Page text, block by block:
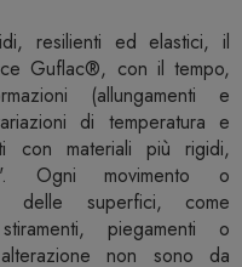
resilienti ed elastici, il
Guflac®, con il tempo,
(allungamenti e
di temperatura e
con materiali più rigidi,
Ogni movimento o
delle superfici, come
piegamenti o
non sono da